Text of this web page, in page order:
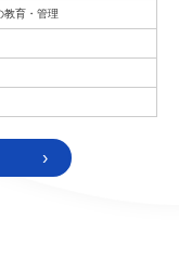
教育・管理
›